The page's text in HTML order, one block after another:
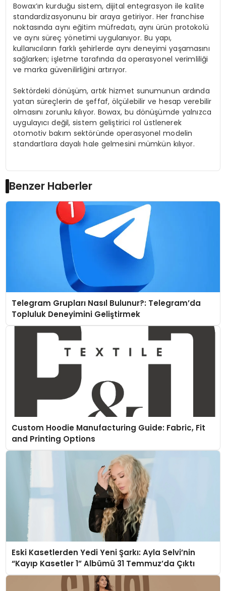
Bowax’ın kurduğu sistem, dijital entegrasyon ile kalite
standardizasyonunu bir araya getiriyor. Her franchise
noktasında aynı eğitim müfredatı, aynı ürün protokolü
ve aynı süreç yönetimi uygulanıyor. Bu yapı,
kullanıcıların farklı şehirlerde aynı deneyimi yaşamasını
sağlarken; işletme tarafında da operasyonel verimliliği
ve marka güvenilirliğini artırıyor.
Sektördeki dönüşüm, artık hizmet sunumunun ardında
yatan süreçlerin de şeffaf, ölçülebilir ve hesap verebilir
olmasını zorunlu kılıyor. Bowax, bu dönüşümde yalnızca
uygulayıcı değil, sistem geliştirici rol üstlenerek
otomotiv bakım sektöründe operasyonel modelin
standartlara dayalı hale gelmesini mümkün kılıyor.
Benzer Haberler
Telegram Grupları Nasıl Bulunur?: Telegram’da
Topluluk Deneyimini Geliştirmek
Custom Hoodie Manufacturing Guide: Fabric, Fit
and Printing Options
Eski Kasetlerden Yedi Yeni Şarkı: Ayla Selvi’nin
“Kayıp Kasetler 1” Albümü 31 Temmuz’da Çıktı